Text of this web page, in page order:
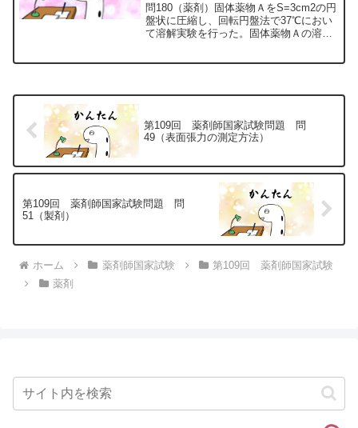
問180（薬剤）固体薬物ＡをS=3cm2の円
盤状に圧縮し、回転円盤法で37℃におい
て溶解実験を行った。固体薬物Ａの溶解
第109回 薬剤師国家試験問題 問
49（表面張力の測定方法）
第109回 薬剤師国家試験問題 問
51（製剤）
ホーム 薬剤師国家試験
第109回 薬剤師国家試験
薬剤